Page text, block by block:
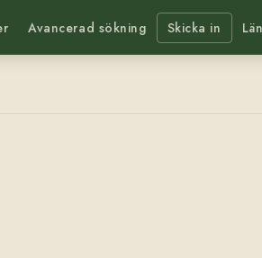
Avancerad sökning Skicka in